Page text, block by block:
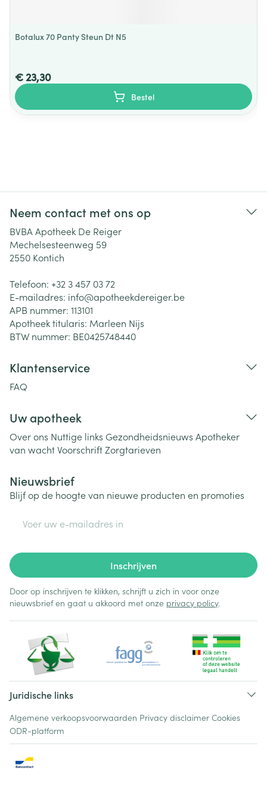
Botalux 70 Panty Steun Dt N5
€ 23,30
Bestel
Neem contact met ons op
BVBA Apotheek De Reiger
Mechelsesteenweg 59
2550 Kontich
Telefoon: +32 3 457 03 72
E-mailadres: info@apotheekdereiger.be
APB nummer: 113101
Apotheek titularis: Marleen Nijs
BTW nummer: BE0425748440
Klantenservice
FAQ
Uw apotheek
Over ons Nuttige links Gezondheidsnieuws Apotheker
van wachtVoorschriftZorgtarieven
Nieuwsbrief
Blijf op de hoogte van nieuwe producten en promoties
Inschrijven
Door op inschrijven te klikken, schrijft u zich in voor onze
nieuwsbrief en gaat u akkoord met onze privacy policy.
Juridische links
Algemene verkoopsvoorwaarden Privacy disclaimer Cookies
ODR-platform